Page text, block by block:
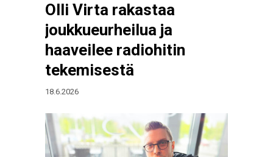
Olli Virta rakastaa
joukkueurheilua ja
haaveilee radiohitin
tekemisestä
18.6.2026